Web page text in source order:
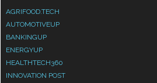
AGRIFOOD.TECH
AUTOMOTIVEUP
BANKINGUP
ENERGYUP
HEALTHTECH360
INNOVATION POST